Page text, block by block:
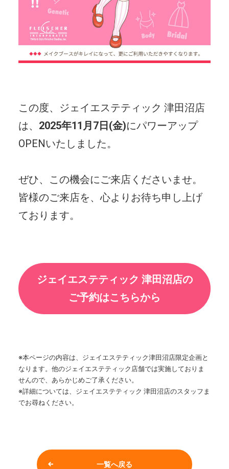
この度、ジェイエステティック 津田沼店
は、 2025年11月7日(金)にパワーアップ
OPENいたしました。
ぜひ、この機会にご来店くださいませ。
皆様のご来店を、心よりお待ち申し上げ
ております。
ジェイエステティック 津田沼店の
ご予約はこちらから
※本ページの内容は、ジェイエステティック津田沼店限定企画と
なります。他のジェイエステティック店舗では実施しておりま
せんので、あらかじめご了承ください。
※詳細については、ジェイエステティック 津田沼店のスタッフま
でお尋ねください。
一覧へ戻る